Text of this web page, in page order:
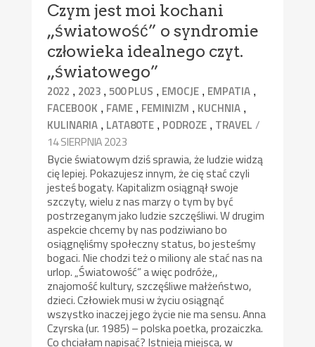
Czym jest moi kochani
„światowość” o syndromie
człowieka idealnego czyt.
„światowego”
2022 , 2023 ,500 PLUS , EMOCJE , EMPATIA ,
FACEBOOK , FAME , FEMINIZM , KUCHNIA ,
KULINARIA , LATA80TE , PODROZE , TRAVEL /
14 SIERPNIA 2023
Bycie światowym dziś sprawia, że ludzie widzą
cię lepiej. Pokazujesz innym, że cię stać czyli
jesteś bogaty. Kapitalizm osiągnął swoje
szczyty, wielu z nas marzy o tym by być
postrzeganym jako ludzie szczęśliwi. W drugim
aspekcie chcemy by nas podziwiano bo
osiągnęliśmy społeczny status, bo jesteśmy
bogaci. Nie chodzi też o miliony ale stać nas na
urlop. „Światowość” a więc podróże,,
znajomość kultury, szczęśliwe małżeństwo,
dzieci. Człowiek musi w życiu osiągnąć
wszystko inaczej jego życie nie ma sensu. Anna
Czyrska (ur. 1985) – polska poetka, prozaiczka.
Co chciałam napisać? Istnieją miejsca, w